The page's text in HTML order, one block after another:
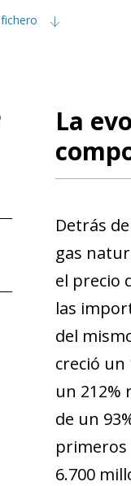
La
Detrás
gas
el precio
las
del
creció
un 212%
de un
primeros
6.700